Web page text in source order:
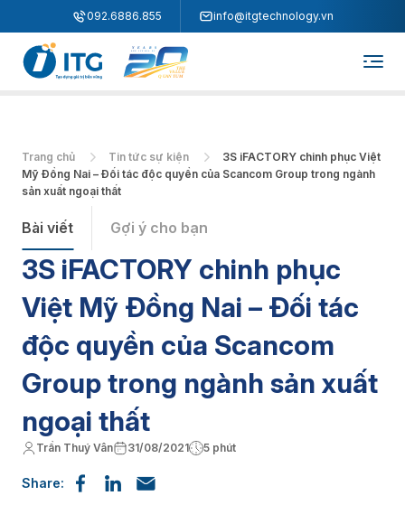
092.6886.855 info@itgtechnology.vn
Trang chủ Tin tức sự kiện
3S iFACTORY chinh phục Việt
Mỹ Đồng Nai – Đối tác độc quyền của Scancom Group trong ngành
sản xuất ngoại thất
Bài viết Gợi ý cho bạn
3S iFACTORY chinh phục
Việt Mỹ Đồng Nai – Đối tác
độc quyền của Scancom
Group trong ngành sản xuất
ngoại thất
Trần Thuý Vân 31/08/2021 5 phút
Share: